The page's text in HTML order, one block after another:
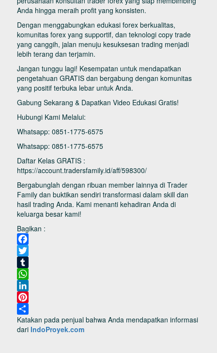
Anda hingga meraih profit yang konsisten.
Dengan menggabungkan edukasi forex berkualitas,
komunitas forex yang supportif, dan teknologi copy trade
yang canggih, jalan menuju kesuksesan trading menjadi
lebih terang dan terjamin.
Jangan tunggu lagi! Kesempatan untuk mendapatkan
pengetahuan GRATIS dan bergabung dengan komunitas
yang positif terbuka lebar untuk Anda.
Gabung Sekarang & Dapatkan Video Edukasi Gratis!
Hubungi Kami Melalui:
Whatsapp: 0851-1775-6575
Whatsapp: 0851-1775-6575
Daftar Kelas GRATIS :
https://account.tradersfamily.id/aff/598300/
Bergabunglah dengan ribuan member lainnya di Trader
Family dan buktikan sendiri transformasi dalam skill dan
hasil trading Anda. Kami menanti kehadiran Anda di
keluarga besar kami!
Bagikan :
Facebook
Twitter
Tumblr
WhatsApp
LinkedIn
Pinterest
Share
Katakan pada penjual bahwa Anda mendapatkan informasi
dari IndoProyek.com